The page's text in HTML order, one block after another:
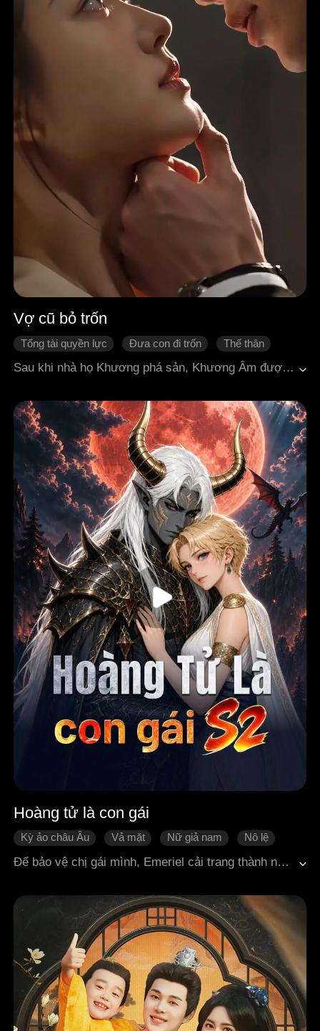
Vợ cũ bỏ trốn
Tổng tài quyền lực Đưa con đi trốn
Thế thân
Đời sống đô thị
Sau khi nhà họ Khương phá sản, Khương Âm được Bùi Cảnh Xuyên cưu mang, hai người duy trì mối quan hệ hợp đồng trong ba năm. Khi hạn hợp đồng kết thúc, Khương Âm quyết định chia tay, nhưng lại phát hiện mình đã mang thai ngoài ý muốn. Cô giấu kín chuyện mang thai, một mình đối mặt với tất cả, vừa phải chăm sóc người mẹ bạo bệnh, vừa phải trốn tránh sự theo đuổi bá đạo của Bùi Cảnh Xuyên, lại còn vấp phải sự gây khó dễ và hãm hại ác ý từ Bạch Hân Hân. Bùi Cảnh Xuyên bề ngoài có vẻ như chỉ giả vờ thân thiết với Bạch Hân Hân, nhưng thực chất anh đã động lòng với Khương Âm từ lâu. Sau khi biết được sự thật chuyện mang thai, anh hoàn toàn tỉnh ngộ, bật chế độ theo đuổi lại vợ, quét sạch mọi trở ngại. Cuối cùng, hai người hóa giải được hiểu lầm nhiều năm, buông bỏ ân oán quá khứ, thuận lợi kết hôn sinh con và đón nhận một kết cục viên mãn.
Hoàng tử là con gái
Kỳ ảo châu Âu Vả mặt Nữ giả nam
Nô lệ
Cứu rỗi
Để bảo vệ chị gái mình, Emeriel cải trang thành nam hầu khi cả hai chị em bị bán làm nô lệ cho vương quốc thú nhân Urai. Nhưng Emeriel không phải một con người bình thường. Cô là một Syren cực kỳ hiếm có, người duy nhất có thể xoa dịu Daemonikai, vị thú vương đang rơi vào trạng thái cuồng hóa mất kiểm soát. Trong quá trình tiếp xúc, cả hai dần nảy sinh tình cảm với nhau. Trong khi đó, Sinai vì ghen ghét mà không ngừng tìm cách hãm hại cô; lãnh chúa đầy tham vọng Zaiper âm thầm giăng bẫy để lợi dụng cô; còn Vladya, kẻ mang lời nguyền đáng sợ, lại dần trở nên ám ảnh với em gái của Emeriel. Giữa vô vàn âm mưu chết người và những cuộc tranh đấu quyền lực, Emeriel phải cố gắng che giấu thân phận thật của mình, đồng thời bảo vệ những người cô yêu thương. Không ai ngờ rằng, người cuối cùng có thể phá giải lời nguyền đeo bám thú vương suốt bao năm lại chính là cô. Và cũng từ đó, vận mệnh của cả vương quốc thú nhân hoàn toàn thay đổi.